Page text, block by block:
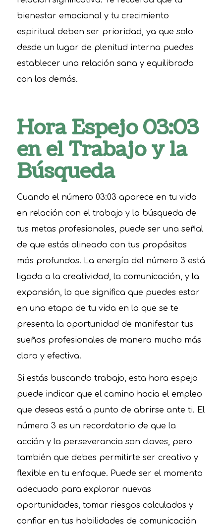
bienestar emocional y tu crecimiento
espiritual deben ser prioridad, ya que solo
desde un lugar de plenitud interna puedes
establecer una relación sana y equilibrada
con los demás.
Hora Espejo 03:03
en el Trabajo y la
Búsqueda
Cuando el número 03:03 aparece en tu vida
en relación con el trabajo y la búsqueda de
tus metas profesionales, puede ser una señal
de que estás alineado con tus propósitos
más profundos. La energía del número 3 está
ligada a la creatividad, la comunicación, y la
expansión, lo que significa que puedes estar
en una etapa de tu vida en la que se te
presenta la oportunidad de manifestar tus
sueños profesionales de manera mucho más
clara y efectiva.
Si estás buscando trabajo, esta hora espejo
puede indicar que el camino hacia el empleo
que deseas está a punto de abrirse ante ti. El
número 3 es un recordatorio de que la
acción y la perseverancia son claves, pero
también que debes permitirte ser creativo y
flexible en tu enfoque. Puede ser el momento
adecuado para explorar nuevas
oportunidades, tomar riesgos calculados y
confiar en tus habilidades de comunicación